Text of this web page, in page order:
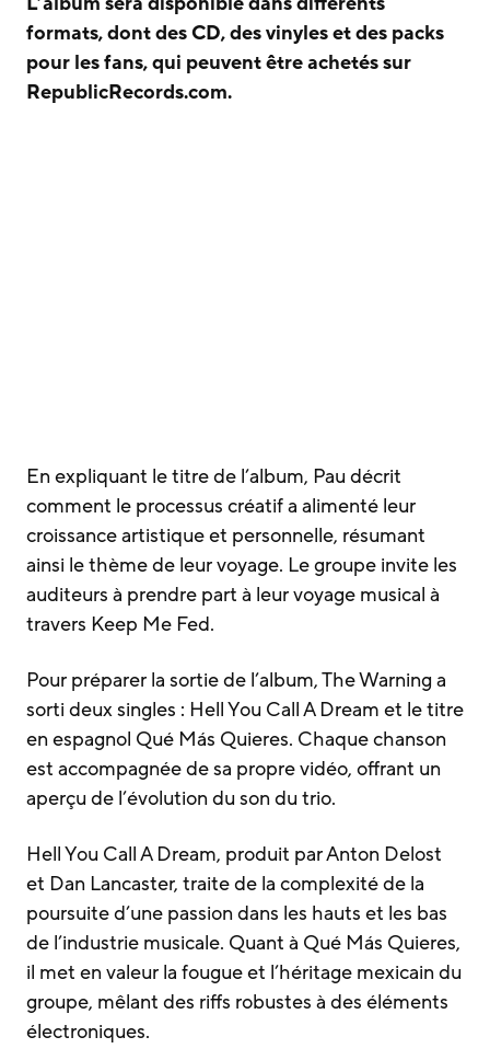
formats, dont des CD, des vinyles et des packs
pour les fans, qui peuvent être achetés sur
RepublicRecords.com.
En expliquant le titre de l’album, Pau décrit
comment le processus créatif a alimenté leur
croissance artistique et personnelle, résumant
ainsi le thème de leur voyage. Le groupe invite les
auditeurs à prendre part à leur voyage musical à
travers Keep Me Fed.
Pour préparer la sortie de l’album, The Warning a
sorti deux singles : Hell You Call A Dream et le titre
en espagnol Qué Más Quieres. Chaque chanson
est accompagnée de sa propre vidéo, offrant un
aperçu de l’évolution du son du trio.
Hell You Call A Dream, produit par Anton Delost
et Dan Lancaster, traite de la complexité de la
poursuite d’une passion dans les hauts et les bas
de l’industrie musicale. Quant à Qué Más Quieres,
il met en valeur la fougue et l’héritage mexicain du
groupe, mêlant des riffs robustes à des éléments
électroniques.